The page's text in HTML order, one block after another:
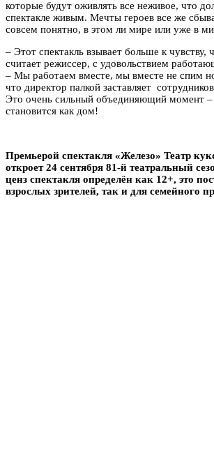
которые будут оживлять все неживое, что
спектакле живым. Мечты героев все же
совсем понятно, в этом ли мире или уже в
– Этот спектакль взывает больше к чувству,
считает режиссер, с удовольствием
– Мы работаем вместе, мы вместе не спим
что директор палкой заставляет
Это очень сильный объединяющий момент –
становится как дом!
Премьерой спектакля «Железо» Театр
откроет 24 сентября 81-й театральный
ценз спектакля определён как 12+, это
взрослых зрителей, так и для семейного